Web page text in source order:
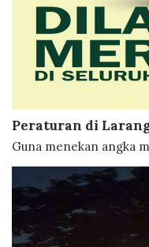
Peraturan di
Guna menekan angka